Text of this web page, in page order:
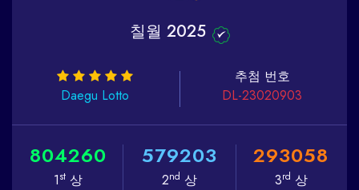
칠월 2025
Daegu Lotto
추첨 번호
DL-23020903
804260
1st상
579203
2nd 상
293058
3rd 상